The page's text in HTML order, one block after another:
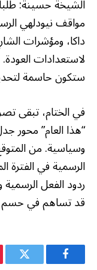
الشيخة حسينة:
مواقف نيودلهي
داكا، ومؤشرات
لاستعدادات
ستكون حاسمة
في الختام، تبقى
“هذا العام” محور
وسياسية. من
الرسمية في الفترة
ردود الفعل الرسمية
قد تساهم في
فيسبوك تويتر